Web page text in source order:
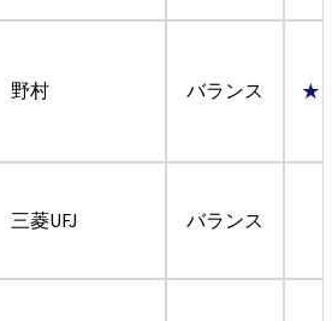
野村 バランス
三菱UFJ バランス